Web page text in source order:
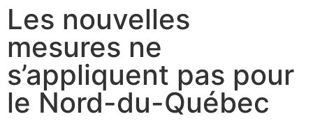
Les nouvelles
mesures ne
s’appliquent pas pour
le Nord-du-Québec